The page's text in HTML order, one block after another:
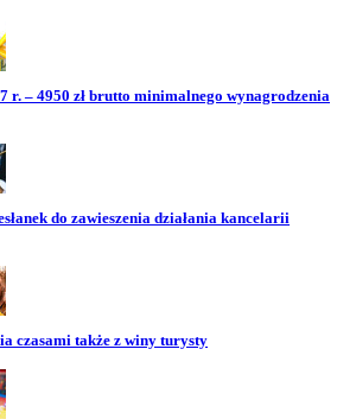
r. – 4950 zł brutto minimalnego wynagrodzenia
do zawieszenia działania kancelarii
czasami także z winy turysty